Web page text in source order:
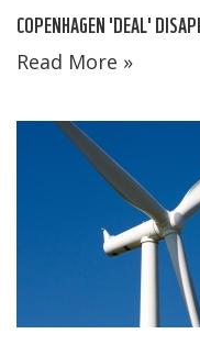
COPENHAGEN 'DEAL'
Read More »